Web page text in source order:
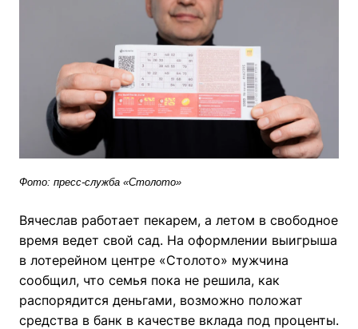
Фото: пресс-служба «Столото»
Вячеслав работает пекарем, а летом в свободное
время ведет свой сад. На оформлении выигрыша
в лотерейном центре «Столото» мужчина
сообщил, что семья пока не решила, как
распорядится деньгами, возможно положат
средства в банк в качестве вклада под проценты.